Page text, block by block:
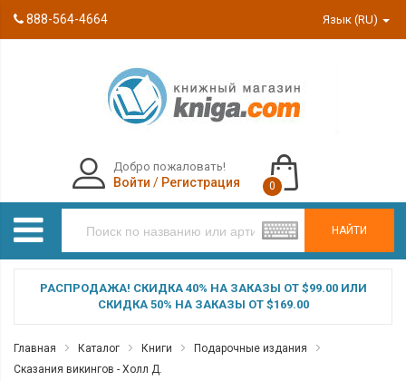
888-564-4664 Язык (RU)
НАЙТИ
Добро пожаловать!
Войти / Регистрация 0
РАСПРОДАЖА! СКИДКА 40% НА ЗАКАЗЫ ОТ $99.00 ИЛИ
СКИДКА 50% НА ЗАКАЗЫ ОТ $169.00
Главная Каталог Книги
Подарочные издания
Сказания викингов - Холл Д.